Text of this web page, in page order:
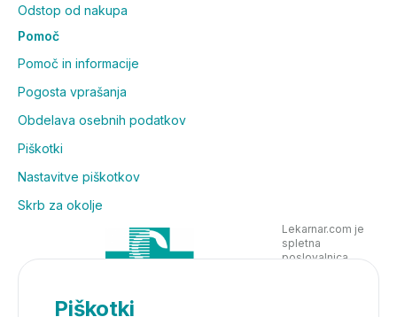
Odstop od nakupa
Pomoč
Pomoč in informacije
Pogosta vprašanja
Obdelava osebnih podatkov
Piškotki
Nastavitve piškotkov
Skrb za okolje
Lekarnar.com je
spletna
poslovalnica
Piškotki